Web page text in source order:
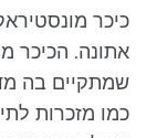
כיכר
אתונה. הכיכר
שמתקיים בה
כמו מזכרות